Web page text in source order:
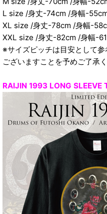
L size /身丈-74cm /身幅-
XL size /身丈-78cm /身幅-
XXL size /身丈-82cm /身幅-
※サイズピッチは目安として
ございますことを予めご了承く
RAIJIN 1993 LONG SLEEVE